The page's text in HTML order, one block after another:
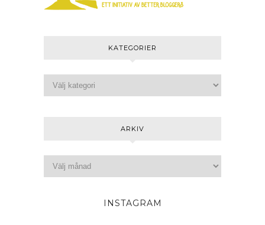
KATEGORIER
ARKIV
INSTAGRAM